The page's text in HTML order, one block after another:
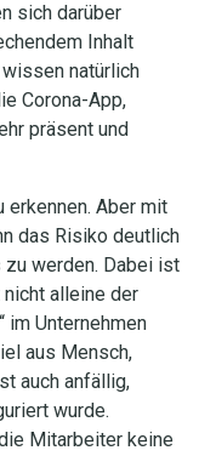
sich darüber
Inhalt
natürlich
Corona-App,
präsent und
erkennen. Aber mit
das Risiko deutlich
werden. Dabei ist
alleine der
im Unternehmen
aus Mensch,
auch anfällig,
wurde.
Mitarbeiter keine